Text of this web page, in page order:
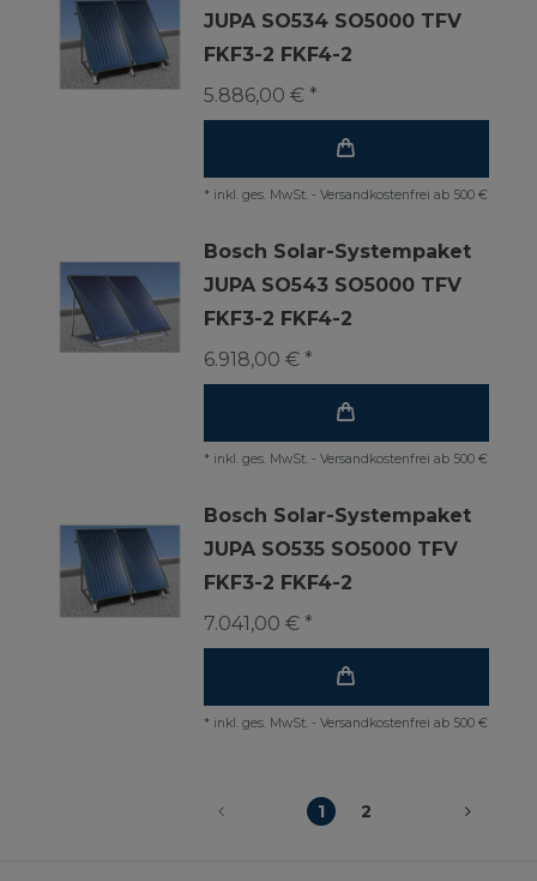
JUPA SO534 SO5000 TFV
FKF3-2 FKF4-2
5.886,00 € *
* inkl. ges. MwSt. - Versandkostenfrei ab 500 €
Bosch Solar-Systempaket
JUPA SO543 SO5000 TFV
FKF3-2 FKF4-2
6.918,00 € *
* inkl. ges. MwSt. - Versandkostenfrei ab 500 €
Bosch Solar-Systempaket
JUPA SO535 SO5000 TFV
FKF3-2 FKF4-2
7.041,00 € *
* inkl. ges. MwSt. - Versandkostenfrei ab 500 €
1 2